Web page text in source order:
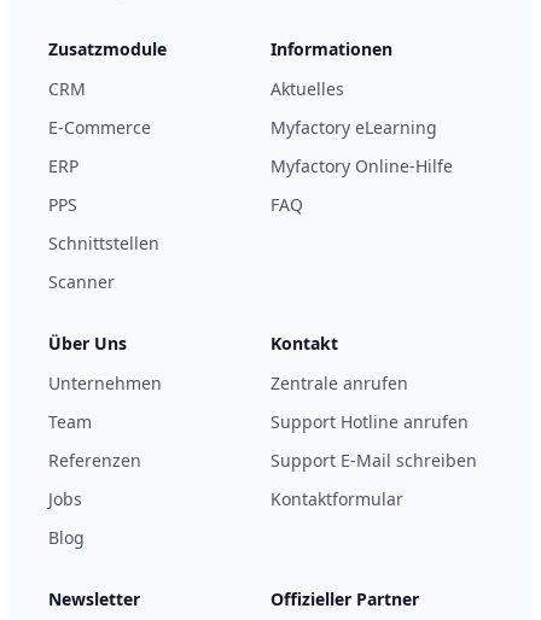
Zusatzmodule
CRM
E-Commerce
ERP
PPS
Schnittstellen
Scanner
Informationen
Aktuelles
Myfactory eLearning
Myfactory Online-Hilfe
FAQ
Über Uns
Unternehmen
Team
Referenzen
Jobs
Blog
Kontakt
Zentrale anrufen
Support Hotline anrufen
Support E-Mail schreiben
Kontaktformular
Newsletter
Offizieller Partner